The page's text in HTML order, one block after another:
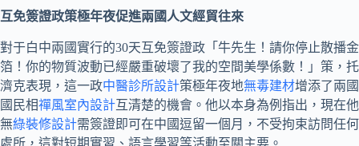
互免簽證政策極年夜促進兩國人文經貿往來
對于白中兩國實行的30天互免簽證政「牛先生！請你停止散播金
箔！你的物質波動已經嚴重破壞了我的空間美學係數！」策，托
濟克表現，這一政中醫診所設計策極年夜地無毒建材增添了兩國
國民相禪風室內設計互清楚的機會。他以本身為例指出，現在他
無綠裝修設計需簽證即可在中國逗留一個月，不受拘束訪問任何
處所，這對短期實習、語言學習等活動至關主要。